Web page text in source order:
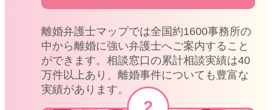
離婚弁護士マップでは全国約1600事務所の
中から離婚に強い弁護士へご案内すること
ができます。相談窓口の累計相談実績は40
万件以上あり、離婚事件についても豊富な
実績があります。